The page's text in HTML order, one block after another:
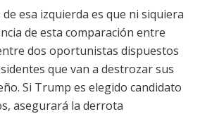
esa izquierda es que ni siquiera
de esta comparación entre
dos oportunistas dispuestos
que van a destrozar sus
Si Trump es elegido candidato
asegurará la derrota